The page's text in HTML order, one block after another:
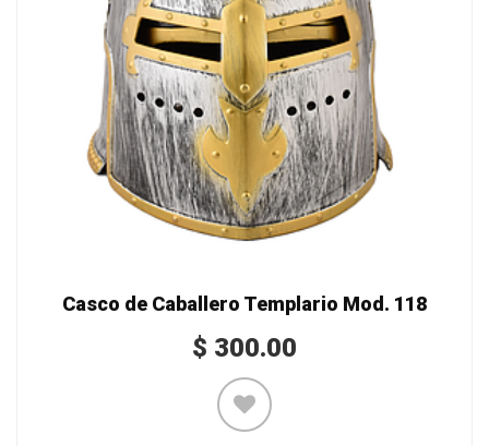
Casco de Caballero Templario Mod. 118
$ 300.00